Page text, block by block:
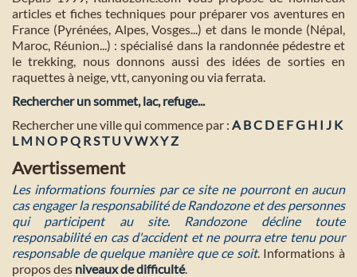
articles et fiches techniques pour préparer vos aventures en
France (Pyrénées, Alpes, Vosges...) et dans le monde (Népal,
Maroc, Réunion...) : spécialisé dans la randonnée pédestre et
le trekking, nous donnons aussi des idées de sorties en
raquettes à neige, vtt, canyoning ou via ferrata.
Rechercher un sommet, lac, refuge...
Rechercher une ville qui commence par : A BC D E FG H I J K
L M NO PQ R ST U VWXY Z
Avertissement
Les informations fournies par ce site ne pourront en aucun
cas engager la responsabilité de Randozone et des personnes
qui participent au site. Randozone décline toute
responsabilité en cas d'accident et ne pourra etre tenu pour
responsable de quelque manière que ce soit. Informations à
propos des niveaux de difficulté.